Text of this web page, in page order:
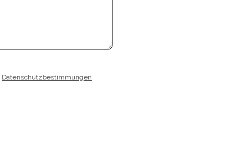
Datenschutzbestimmungen